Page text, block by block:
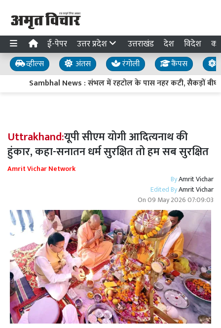
ई-पेपर उत्तर प्रदेश उत्तराखंड देश विदेश
व्हील्स अंतस रंगोली कैंपस
Sambhal News : संभल में रहटोल के पास नहर कटी, सैकड़ों
Uttrakhand:यूपी सीएम योगी आदित्यनाथ की
हुंकार, कहा-सनातन धर्म सुरक्षित तो हम सब सुरक्षित
Amrit Vichar Network
ByAmrit Vichar
Edited ByAmrit Vichar
On09 May 2026 07:09:03